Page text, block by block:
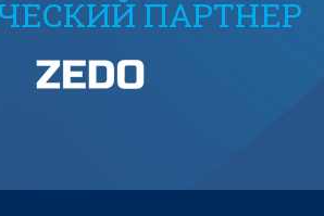
ПАРТНЕР